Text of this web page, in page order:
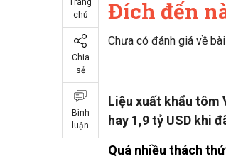
chủ
Chia
sẻ
Bình
luận
Đích đến
Chưa có đánh giá về
Liệu xuất khẩu tôm
hay 1,9 tỷ USD khi
Quá nhiều thách